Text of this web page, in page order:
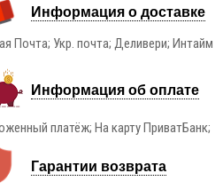
Информация о доставке
Почта; Укр. почта; Деливери; Интайм
Информация об оплате
платёж; На карту ПриватБанк;
Гарантии возврата